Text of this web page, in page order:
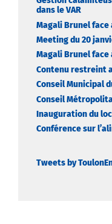
dans le VAR
Magali Brunel
Meeting du 20
Magali Brunel face
Contenu restreint
Conseil Municipal
Conseil
Inauguration du
Conférence sur
Tweets by